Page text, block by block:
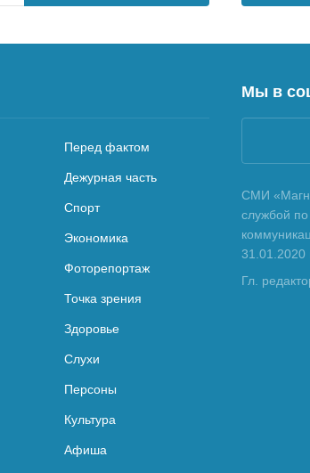
Перед фактом
Дежурная часть
Спорт
Экономика
Фоторепортаж
Точка зрения
Здоровье
Слухи
Персоны
Культура
Афиша
Мы в
СМИ
службой
31.01.2020
Гл.